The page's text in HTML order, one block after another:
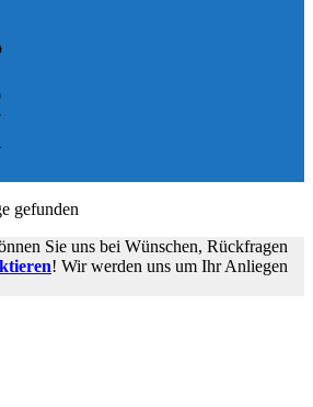
gefunden
Sie uns bei Wünschen, Rückfragen
! Wir werden uns um Ihr Anliegen